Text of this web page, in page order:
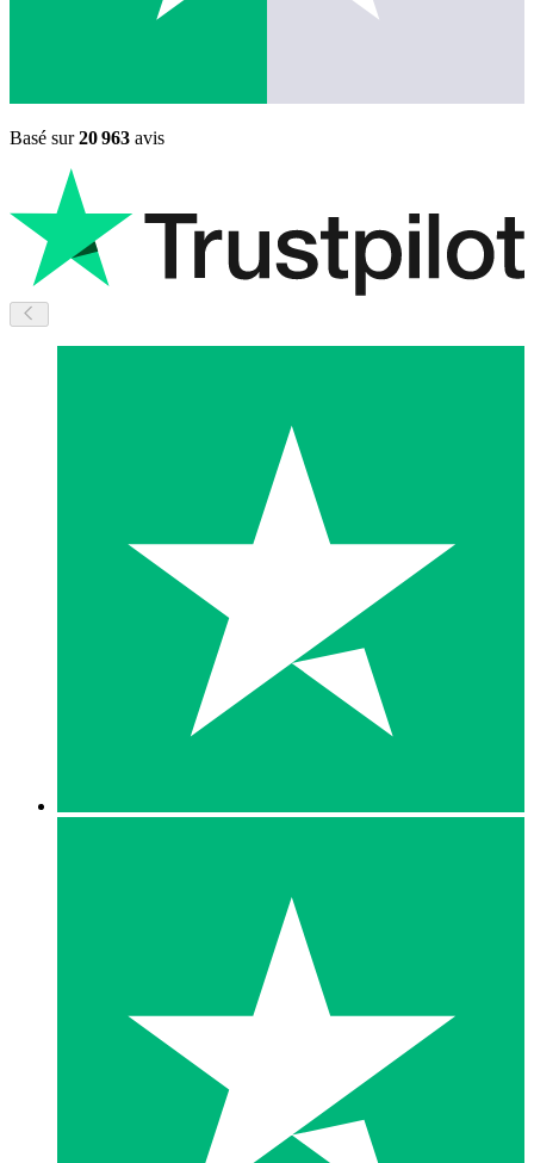
Basé sur20 963 avis